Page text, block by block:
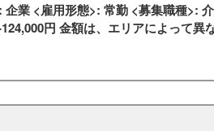
業 <雇用形態>: 常勤 <募集職種>:
円 金額は、エリアによって異